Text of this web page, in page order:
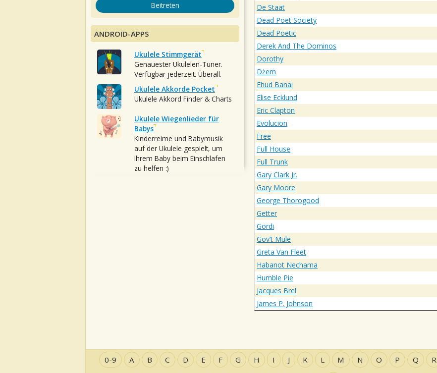
De Staat
Dead Poet Society
Dead Poetic
Derek And The Dominos
Dorothy
Dżem
Ehud Banai
Elise Ecklund
Eric Clapton
Evolucion
Free
Full House
Full Trunk
Gary Clark Jr.
Gary Moore
George Thorogood
Getter
Gordi
Gov’t Mule
Greta Van Fleet
Habanot Nechama
Humble Pie
Jacques Brel
James P. Johnson
Beitreten
ANDROID-APPS
Ukulele Stimmgerät
Genauester Ukulelen-Tuner.
Verfügbar jederzeit. Überall.
Ukulele Akkorde Pocket
Ukulele Akkord Finder & Charts
Ukulele Wiegenlieder für
Babys
Kinderreime und Babymusik
auf der Ukulele gespielt, um
Ihrem Baby beim Einschlafen
zu helfen :)
0-9 A B C D E F G H I J K L M N O P Q R